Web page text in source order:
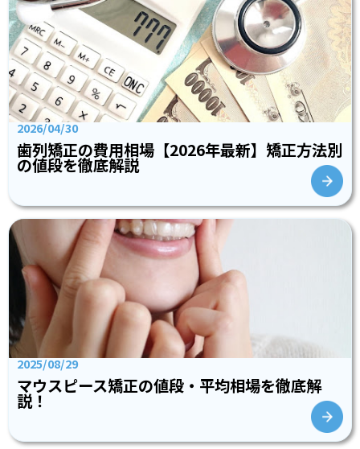
2026/04/30
歯列矯正の費用相場【2026年最新】矯正方法別
の値段を徹底解説
2025/08/29
マウスピース矯正の値段・平均相場を徹底解
説！